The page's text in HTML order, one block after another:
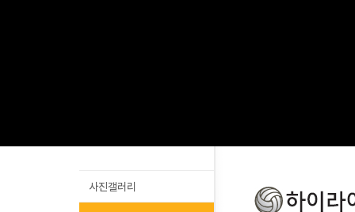
사진갤러리